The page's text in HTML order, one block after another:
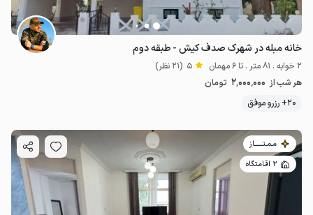
خانه مبله در شهرک صدف کیش - طبقه دوم
2 خوابه . 81 متر . تا 6 مهمان 5 (21 نظر)
هر شب از 2٬000٬000 تومان
20+ رزرو موفق
مـمـتــــــاز
2 اقامتگاه